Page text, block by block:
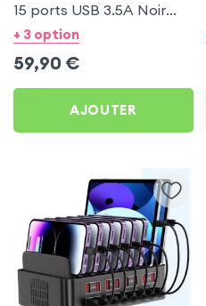
15 ports USB 3.5A Noir
pour Apple iPhone 15 Plus
+ 3 option
59,90 €
AJOUTER